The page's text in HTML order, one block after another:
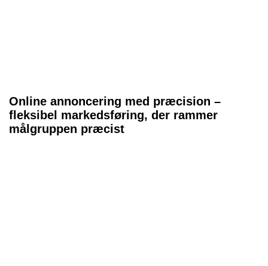
Online annoncering med præcision –
fleksibel markedsføring, der rammer
målgruppen præcist